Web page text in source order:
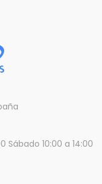
Sábado 10:00 a 14:00